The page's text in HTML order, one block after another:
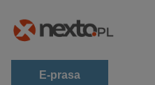
E-prasa